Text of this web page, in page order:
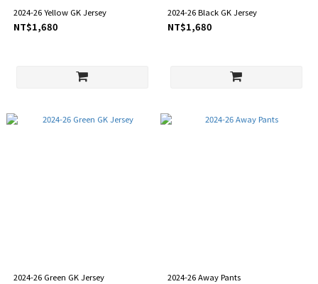
2024-26 Yellow GK Jersey
NT$1,680
2024-26 Black GK Jersey
NT$1,680
2024-26 Green GK Jersey 2024-26 Away Pants